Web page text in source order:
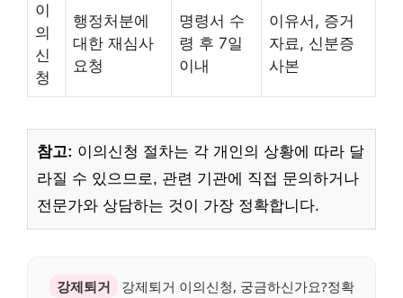
이
의
신
청
행정처분에
대한 재심사
요청
명령서 수
령 후 7일
이내
이유서, 증거
자료, 신분증
사본
참고: 이의신청 절차는 각 개인의 상황에 따라 달
라질 수 있으므로, 관련 기관에 직접 문의하거나
전문가와 상담하는 것이 가장 정확합니다.
강제퇴거
강제퇴거 이의신청, 궁금하신가요?정확